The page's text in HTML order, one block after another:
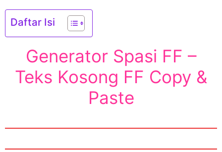
Daftar Isi
Generator Spasi FF –
Teks Kosong FF Copy &
Paste